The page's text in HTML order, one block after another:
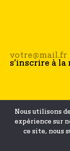
Nous utilisons
expérience sur
ce site, nous